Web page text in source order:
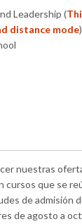
Leadership (
distance mode)
nuestras
que se
de admisión
de agosto a